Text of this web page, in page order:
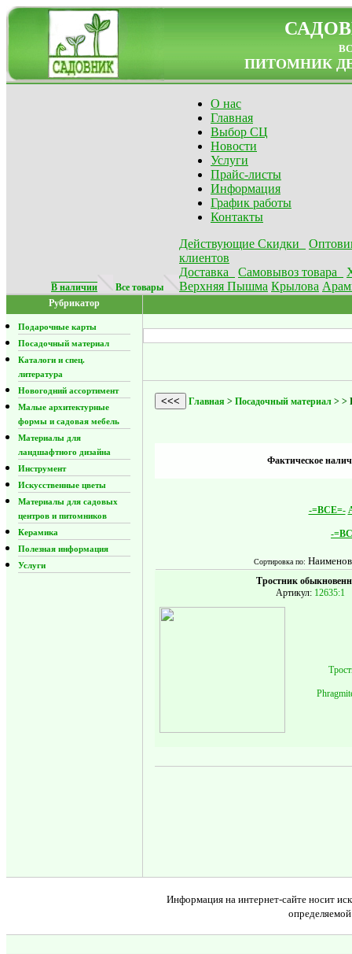
ПИТОМНИК
В наличии Все товары
О нас
Главная
Выбор СЦ
Новости
Услуги
Прайс-листы
Информация
График работы
Контакты
Действующие Скидки
клиентов
Доставка
Самовывоз товара
Верхняя Пышма Крылова
Рубрикатор
Подарочные карты
Посадочный материал
Каталоги и спец.
литература
Новогодний ассортимент
Малые архитектурные
формы и садовая мебель
Материалы для
ландшафтного дизайна
Инструмент
Искусственные цветы
Материалы для садовых
центров и питомников
Керамика
Полезная информация
Услуги
<<< Главная > Посадочный материал > >
Фактическое
-=ВСЕ=-
-
Сортировка по:
Тростник
Артикул: 12635:1
Информация на интернет-сайте носит